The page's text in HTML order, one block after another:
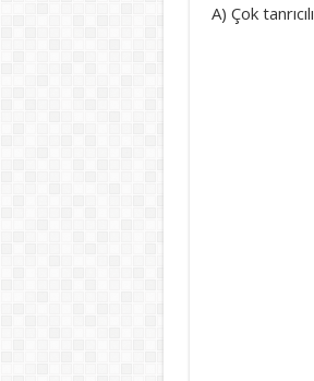
A) Çok